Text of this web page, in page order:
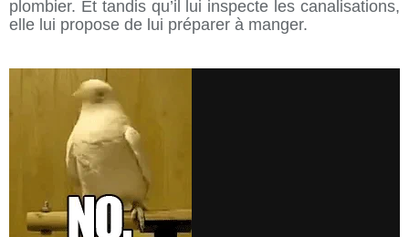
plombier. Et tandis qu’il lui inspecte les canalisations,
elle lui propose de lui préparer à manger.